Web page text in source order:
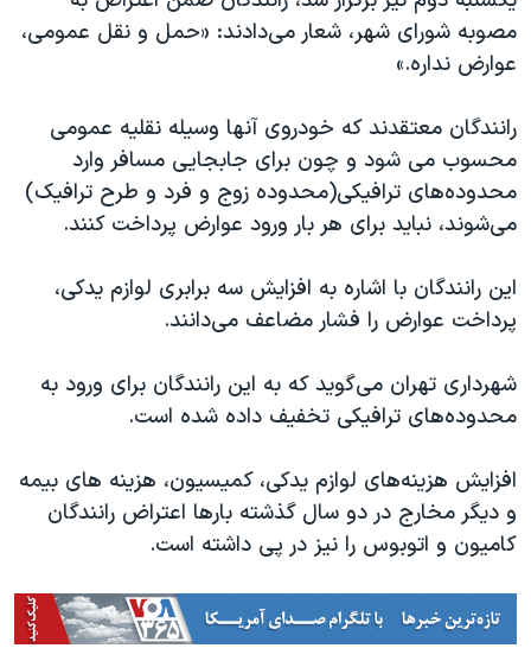
قانون شفافیت دارائی کادر رهبری ایران
اعتراضات مردمی آبان ۹۸
نرگس محمدی برنده جایزه نوبل صلح
همایش محافظه‌کاران آمریکا «سی‌پک»
صفحه‌های ویژه
مصوبه شورای شهر، شعار می‌دادند: «حمل و نقل عمومی،
عوارض نداره.»
رانندگان معتقدند که خودروی آنها وسیله نقلیه عمومی
محسوب می شود و چون برای جابجایی مسافر وارد
محدوده‌های ترافیکی(محدوده زوج و فرد و طرح ترافیک)
می‌شوند، نباید برای هر بار ورود عوارض پرداخت کنند.
این رانندگان با اشاره به افزایش سه برابری لوازم یدکی،
پرداخت عوارض را فشار مضاعف می‌دانند.
شهرداری تهران می‌گوید که به این رانندگان برای ورود به
محدوده‌های ترافیکی تخفیف داده شده است.
افزایش هزینه‌های لوازم یدکی، کمیسیون، هزینه های بیمه
و دیگر مخارج در دو سال گذشته بارها اعتراض رانندگان
کامیون و اتوبوس را نیز در پی داشته است.